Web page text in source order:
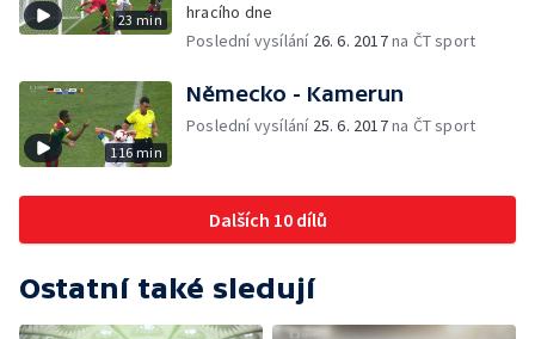
23 min
hracího dne
Poslední vysílání 26. 6. 2017na ČT sport
116 min
Německo - Kamerun
Poslední vysílání 25. 6. 2017na ČT sport
Dalších 10 dílů
Ostatní také sledují